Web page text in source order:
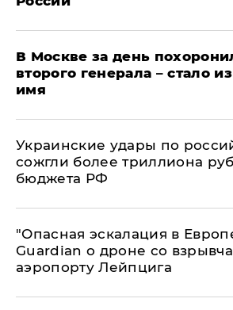
В Москве за день
второго генерала – стало
имя
Украинские удары по
сожгли более триллиона
бюджета РФ
"Опасная эскалация в
Guardian о дроне со
аэропорту Лейпцига